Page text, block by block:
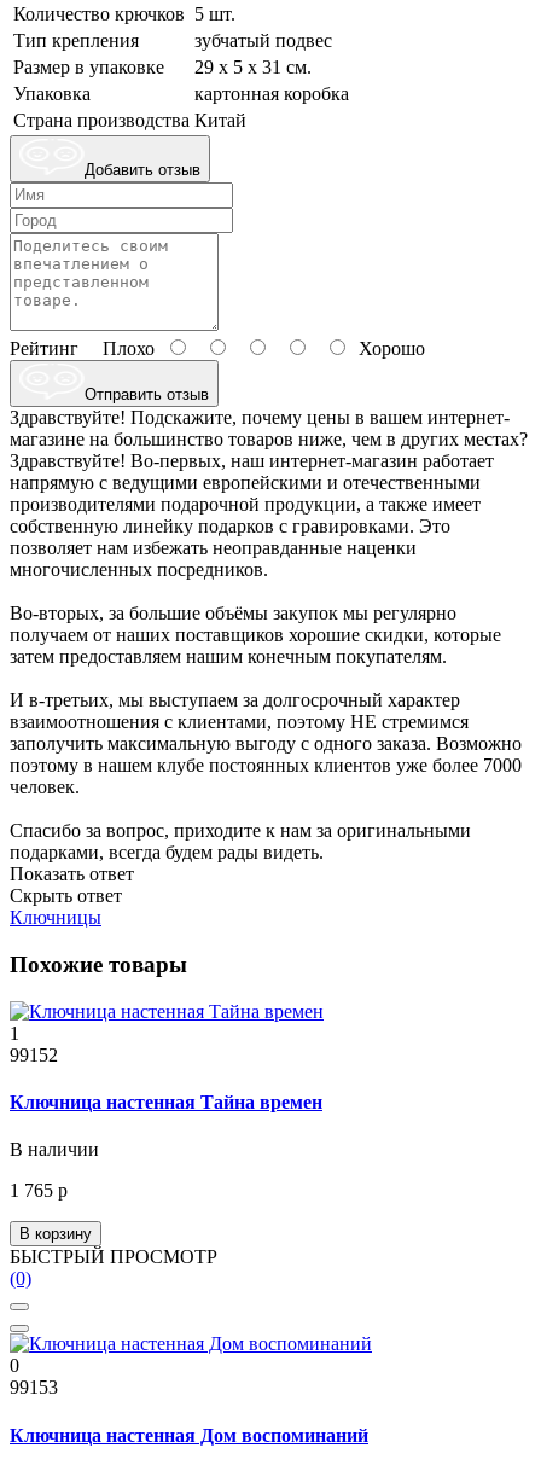
Количество крючков 5 шт.
Тип крепления
зубчатый подвес
Размер в упаковке
29 х 5 х 31 см.
Упаковка
картонная коробка
Страна производства Китай
Добавить отзыв
Рейтинг Плохо Хорошо
Отправить отзыв
Здравствуйте! Подскажите, почему цены в вашем интернет-
магазине на большинство товаров ниже, чем в других местах?
Здравствуйте! Во-первых, наш интернет-магазин работает
напрямую с ведущими европейскими и отечественными
производителями подарочной продукции, а также имеет
собственную линейку подарков с гравировками. Это
позволяет нам избежать неоправданные наценки
многочисленных посредников.
Во-вторых, за большие объёмы закупок мы регулярно
получаем от наших поставщиков хорошие скидки, которые
затем предоставляем нашим конечным покупателям.
И в-третьих, мы выступаем за долгосрочный характер
взаимоотношения с клиентами, поэтому НЕ стремимся
заполучить максимальную выгоду с одного заказа. Возможно
поэтому в нашем клубе постоянных клиентов уже более 7000
человек.
Спасибо за вопрос, приходите к нам за оригинальными
подарками, всегда будем рады видеть.
Показать ответ
Скрыть ответ
Ключницы
Похожие товары
1
99152
Ключница настенная Тайна времен
В наличии
1 765 р
В корзину
БЫСТРЫЙ ПРОСМОТР
(0)
0
99153
Ключница настенная Дом воспоминаний